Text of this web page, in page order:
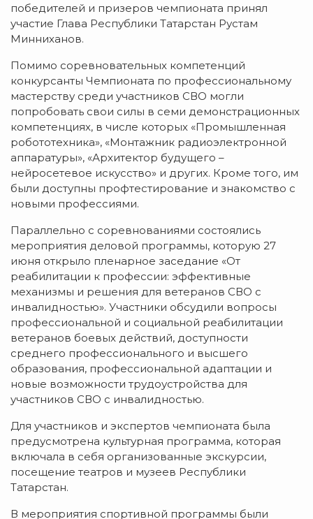
победителей и призеров чемпионата принял
участие Глава Республики Татарстан Рустам
Минниханов.
Помимо соревновательных компетенций
конкурсанты Чемпионата по профессиональному
мастерству среди участников СВО могли
попробовать свои силы в семи демонстрационных
компетенциях, в числе которых «Промышленная
робототехника», «Монтажник радиоэлектронной
аппаратуры», «Архитектор будущего –
нейросетевое искусство» и других. Кроме того, им
были доступны профтестирование и знакомство с
новыми профессиями.
Параллельно с соревнованиями состоялись
мероприятия деловой программы, которую 27
июня открыло пленарное заседание «От
реабилитации к профессии: эффективные
механизмы и решения для ветеранов СВО с
инвалидностью». Участники обсудили вопросы
профессиональной и социальной реабилитации
ветеранов боевых действий, доступности
среднего профессионального и высшего
образования, профессиональной адаптации и
новые возможности трудоустройства для
участников СВО с инвалидностью.
Для участников и экспертов чемпионата была
предусмотрена культурная программа, которая
включала в себя организованные экскурсии,
посещение театров и музеев Республики
Татарстан.
В мероприятия спортивной программы были